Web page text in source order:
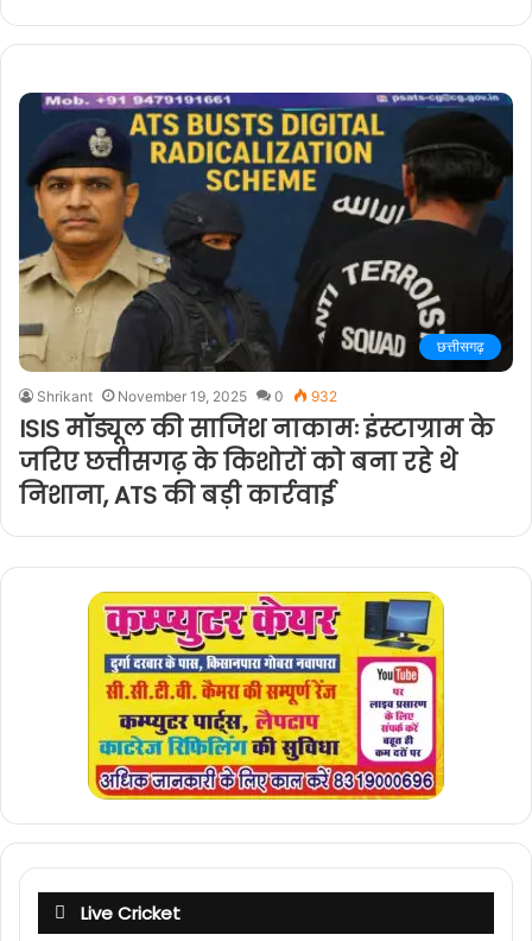
छत्तीसगढ़
Shrikant November 19, 2025 0 932
ISIS मॉड्यूल की साजिश नाकामः इंस्टाग्राम के
जरिए छत्तीसगढ़ के किशोरों को बना रहे थे
निशाना, ATS की बड़ी कार्रवाई
Live Cricket